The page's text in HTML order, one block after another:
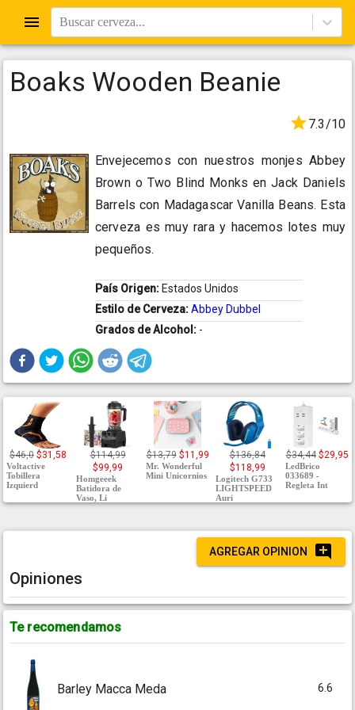
Buscar cerveza...
Boaks Wooden Beanie
7.3/10
Envejecemos con nuestros monjes Abbey
Brown o Two Blind Monks en Jack Daniels
Barrels con Madagascar Vanilla Beans. Esta
cerveza es muy rara y hacemos lotes muy
pequeños.
País Origen: Estados Unidos
Estilo de Cerveza:Abbey Dubbel
Grados de Alcohol: -
$46,0 $31,58
Voltactive
Tobillera
Izquierd
$114,99
$99,99
Homgeeek
Batidora de
Vaso, Li
$13,79 $11,99
Mr. Wonderful
Mini Unicornios
$136,84
$118,99
Logitech G733
LIGHTSPEED
Auri
$34,44 $29,95
LedBrico
033689 -
Regleta Int
AGREGAR OPINION
Opiniones
Te recomendamos
Barley Macca Meda 6.6